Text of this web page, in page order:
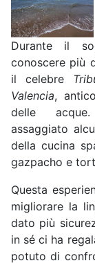
Durante il
conoscere più
il celebre
Valencia,
delle
assaggiato
della cucina
gazpacho e
Questa
migliorare la
dato più
in sé ci ha
potuto di